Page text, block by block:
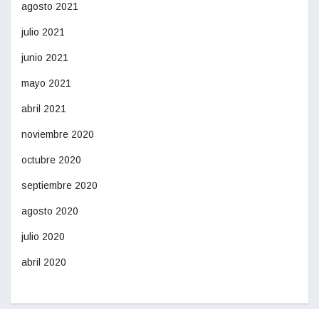
agosto 2021
julio 2021
junio 2021
mayo 2021
abril 2021
noviembre 2020
octubre 2020
septiembre 2020
agosto 2020
julio 2020
abril 2020